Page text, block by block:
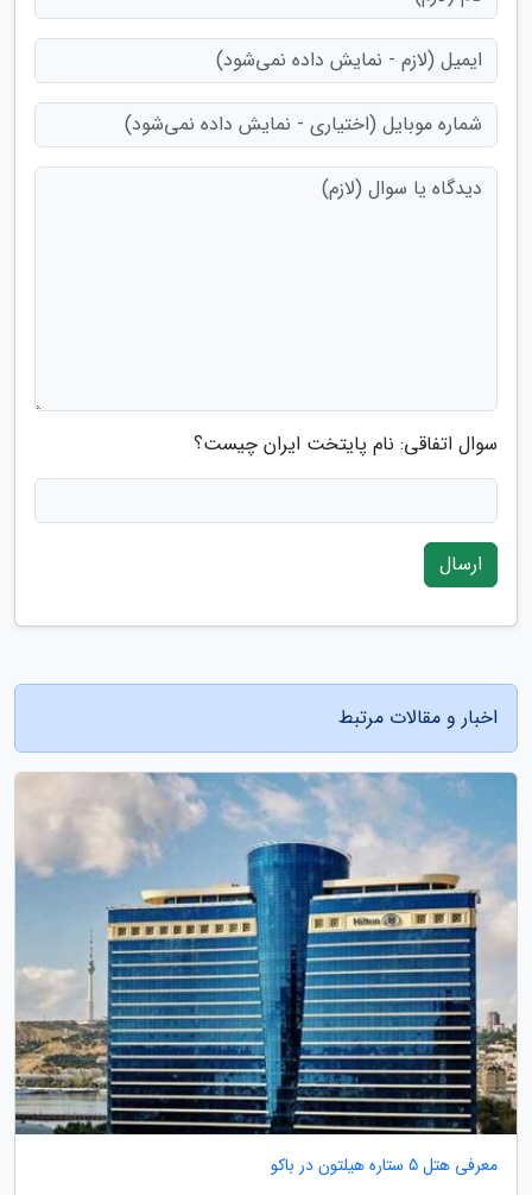
سوال اتفاقی: نام پایتخت ایران چیست؟
ارسال
اخبار و مقالات مرتبط
معرفی هتل 5 ستاره هیلتون در باکو